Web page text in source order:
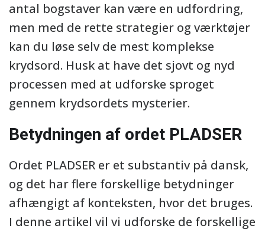
antal bogstaver kan være en udfordring,
men med de rette strategier og værktøjer
kan du løse selv de mest komplekse
krydsord. Husk at have det sjovt og nyd
processen med at udforske sproget
gennem krydsordets mysterier.
Betydningen af ordet PLADSER
Ordet PLADSER er et substantiv på dansk,
og det har flere forskellige betydninger
afhængigt af konteksten, hvor det bruges.
I denne artikel vil vi udforske de forskellige